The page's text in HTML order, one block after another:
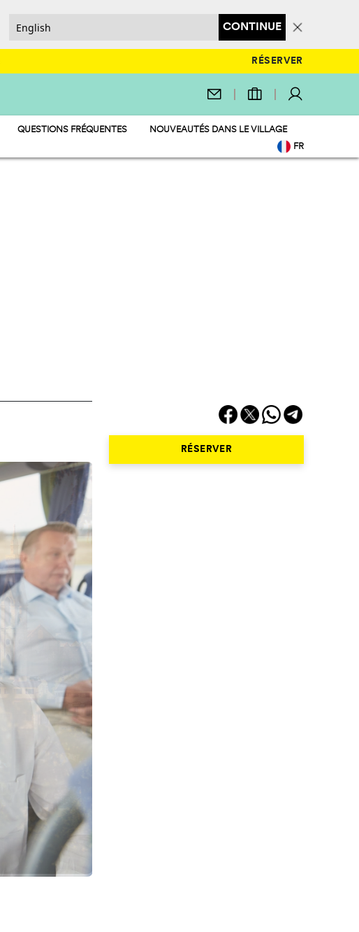
CONTINUE
RÉSERVER
QUESTIONS FRÉQUENTES
NOUVEAUTÉS DANS LE VILLAGE
FR
RÉSERVER